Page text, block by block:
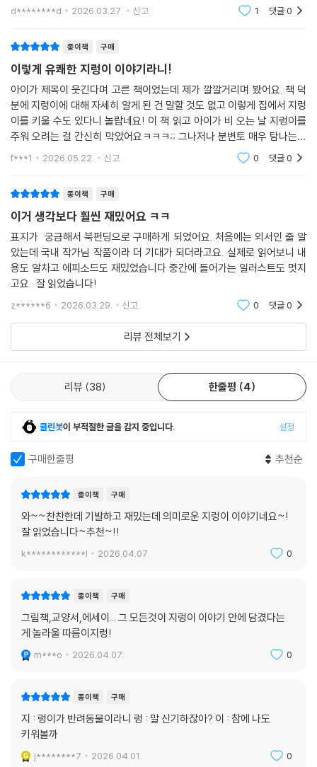
실전 경험이 균형을 이루는, 지렁이 키우기를 위한 가장 현실적인 안내서
· 작은 생명에서 시작되는 생태 감수성, 반려를 넘어 공존으로 확장되는 이
야기
이 책을 만나는 순간, 독자의 세계가 달라진다. 지렁이가 더는 ‘징그러운 존
재’로만 보이지 않는다. 성실하고 유용하며, 함께 살아 볼 만한 존재라는 사
실을 발견하게 된다. 이 인식의 전환이 바로 이 책이 건네는 가장 큰 선물이
이 변화는 자연스럽게 생태 감수성으로 연결된다. 지렁이를 키우는 경험은
과정에 참여할 뿐 아니라, 통 속에서 만들어진 분변토가 화분의 흙이 되고
그 흙이 다시 식물을 키우는 생명의 순환을 직접 확인하는 경험은 교과서
속 지식을 생활 속 감각으로 바꾸어 준다.
지렁이를 반려동물로 받아들인 한 집사의 엉뚱한 선택에서 시작된 이야기
는 결국 ‘작은 생명과 어떻게 함께 살아갈 것인가’라는 질문으로 이어진다.
반려의 범위를 넓히고, 공존을 몸으로 배우는 일. 『지렁이 키우지렁』은 그
첫걸음을 가장 유쾌하고 구체적인 방식으로 제안한다.
그리고 처음부터 다시 찬찬히 읽고싶게 만든다. 무언가를 이토록 탐닉하는
d********d 2026.03.27. 신고 1 댓글0
종이책 구매
이렇게 유쾌한 지렁이 이야기라니!
아이가 제목이 웃긴다며 고른 책이었는데 제가 깔깔거리며 봤어요. 책 덕
분에 지렁이에 대해 자세히 알게 된 건 말할 것도 없고 이렇게 집에서 지렁
이를 키울 수도 있다니 놀랍네요! 이 책 읽고 아이가 비 오는 날 지렁이를
주워 오려는 걸 간신히 막았어요ㅋㅋㅋ;; 그나저나 분변토 매우 탐나는데
지렁이...키워볼까요?
f***1 2026.05.22. 신고 0 댓글0
종이책 구매
이거 생각보다 훨씬 재밌어요 ㅋㅋ
표지가 궁금해서 북펀딩으로 구매하게 되었어요. 처음에는 외서인 줄 알
았는데 국내 작가님 작품이라 더 기대가 되더라고요. 실제로 읽어보니 내
용도 알차고 에피소드도 재밌었습니다 중간에 들어가는 일러스트도 멋지
고요. 잘 읽었습니다!
z******6 2026.03.29. 신고 0 댓글0
리뷰 전체보기
리뷰 38 한줄평 4
클린봇이 부적절한 글을 감지 중입니다. 설정
구매한줄평 추천순
종이책 구매
와~~찬찬한데 기발하고 재밌는데 의미로운 지렁이 이야기네요~!
잘 읽었습니다~추천~!!
k************l 2026.04.07. 0
종이책 구매
그림책,교양서,에세이... 그 모든것이 지렁이 이야기 안에 담겼다는
게 놀라울 따름이지렁!
m***o 2026.04.07. 0
종이책 구매
지 : 렁이가 반려동물이라니 렁 : 말 신기하잖아? 이 : 참에 나도
키워볼까
j********7 2026.04.01. 0